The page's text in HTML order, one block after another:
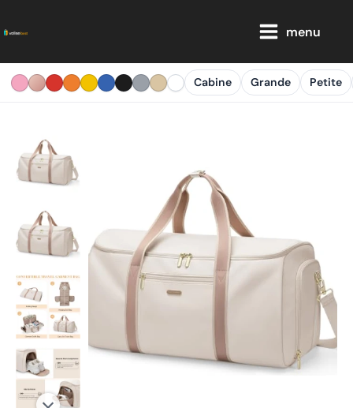
au
menu
Cabine Grande Petite